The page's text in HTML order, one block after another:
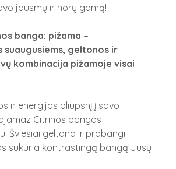
jausmų ir norų gamą!
banga: pižama –
suaugusiems, geltonos ir
kombinacija pižamoje visai
ir energijos pliūpsnį į savo
Citrinos bangos
Šviesiai geltona ir prabangi
sukuria kontrastingą bangą Jūsų